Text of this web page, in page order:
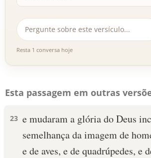
Resta 1 conversa hoje
Esta passagem em outras
23 e mudaram a glória do Deus
semelhança da imagem de
e de aves, e de quadrúpedes, e